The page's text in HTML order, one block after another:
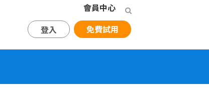
會員中心
登入 免費試用